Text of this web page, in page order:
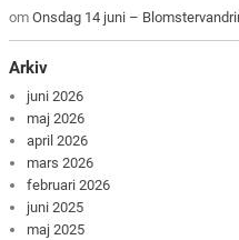
omOnsdag 14 juni –
Arkiv
juni 2026
maj 2026
april 2026
mars 2026
februari 2026
juni 2025
maj 2025